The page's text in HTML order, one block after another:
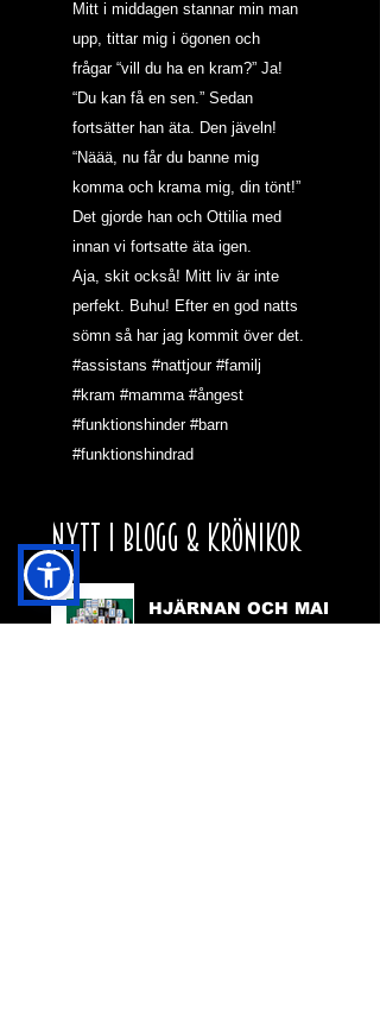
Mitt i middagen stannar min man
upp, tittar mig i ögonen och
frågar “vill du ha en kram?” Ja!
“Du kan få en sen.” Sedan
fortsätter han äta. Den jäveln!
“Näää, nu får du banne mig
komma och krama mig, din tönt!”
Det gjorde han och Ottilia med
innan vi fortsatte äta igen.
Aja, skit också! Mitt liv är inte
perfekt. Buhu! Efter en god natts
sömn så har jag kommit över det.
#assistans #nattjour #familj
#kram #mamma #ångest
#funktionshinder #barn
#funktionshindrad
NYTT I BLOGG & KRÖNIKOR
HJÄRNAN OCH MAH